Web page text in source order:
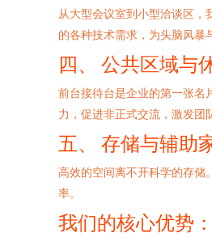
从大型会议室到小型洽谈区
的各种技术需求，为头脑风暴
四、 公共区域与
前台接待台是企业的第一张名
力，促进非正式交流，激发团
五、 存储与辅助
高效的空间离不开科学的存储
率。
我们的核心优势：